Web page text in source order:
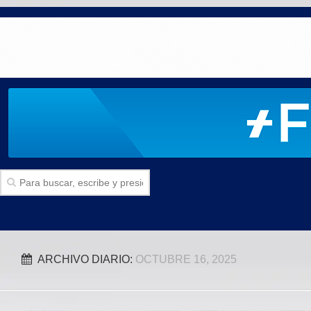
SECCIONES
Politica
ARCHIVO DIARIO: OCTUBRE 16, 2025